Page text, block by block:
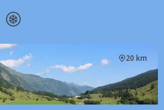
20 km